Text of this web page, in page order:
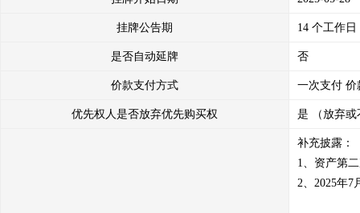
挂牌公告期 14 个工作日
是否自动延牌 否
价款支付方式 一次支付 价
优先权人是否放弃优先购买权 是 （放弃或
补充披露：
1、资产第
2、2025年7